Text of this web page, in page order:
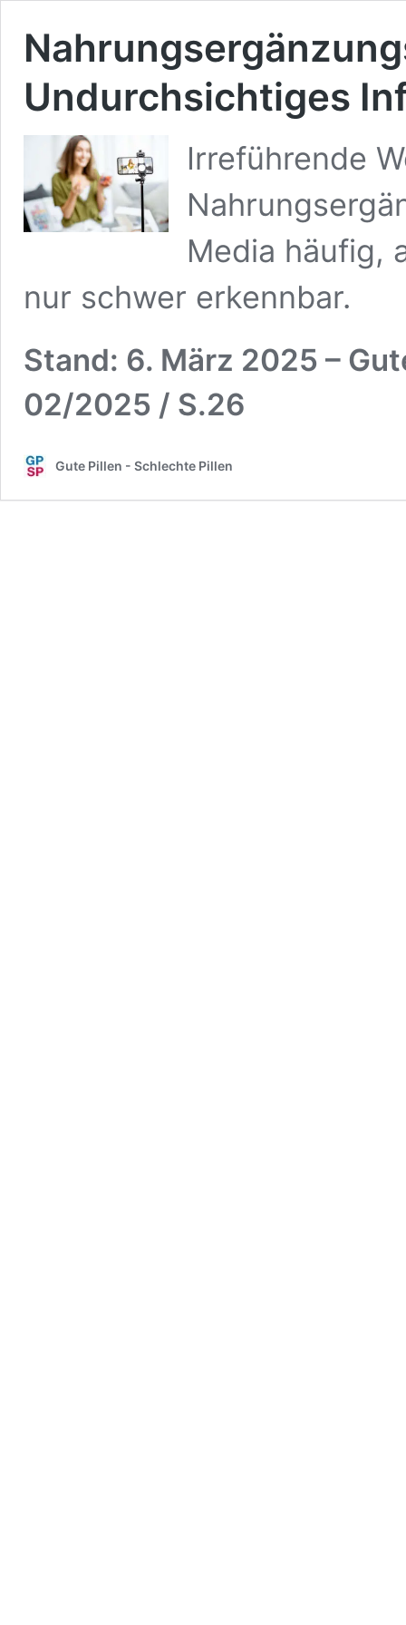
Undurchsichtiges
Irreführende
Media häufig,
nur schwer erkennbar.
Stand: 6. März 2025 –
02/2025 / S.26
Gute Pillen - Schlechte Pillen